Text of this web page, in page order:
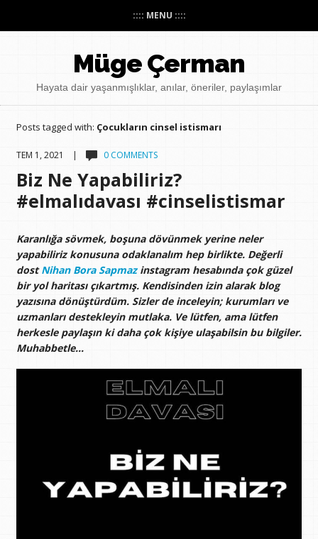
:::: MENU ::::
Müge Çerman
Hayata dair yaşanmışlıklar, anılar, öneriler, paylaşımlar
Posts tagged with: Çocukların cinsel istismarı
TEM 1, 2021 | 0 COMMENTS
Biz Ne Yapabiliriz?
#elmalıdavası #cinselistismar
Karanlığa sövmek, boşuna dövünmek yerine neler
yapabiliriz konusuna odaklanalım hep birlikte. Değerli
dostNihan Bora Sapmazinstagram hesabında çok güzel
bir yol haritası çıkartmış. Kendisinden izin alarak blog
yazısına dönüştürdüm. Sizler de inceleyin; kurumları ve
uzmanları destekleyin mutlaka. Ve lütfen, ama lütfen
herkesle paylaşın ki daha çok kişiye ulaşabilsin bu bilgiler.
Muhabbetle…